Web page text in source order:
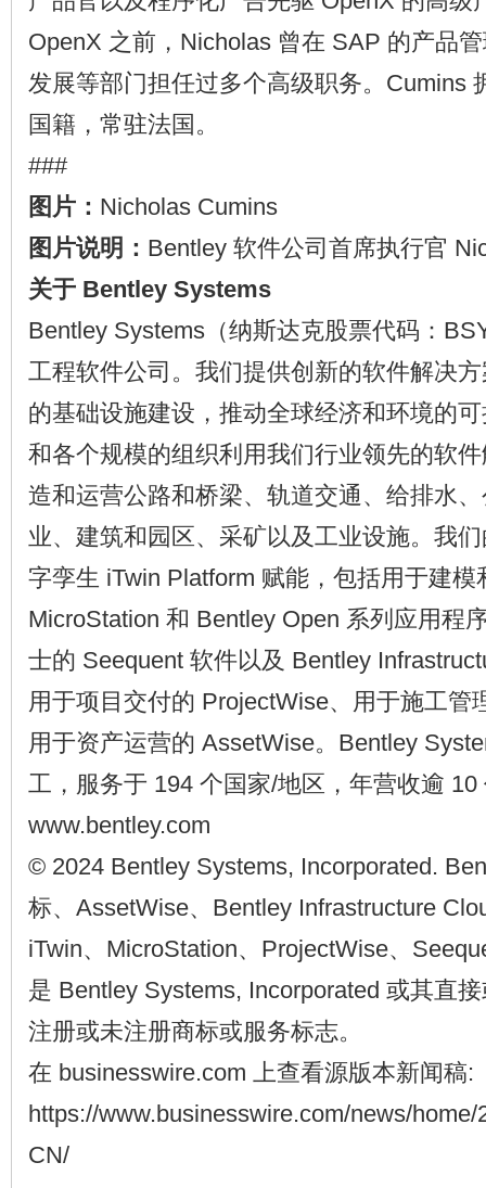
OpenX 之前，Nicholas 曾在 SAP 的产品
发展等部门担任过多个高级职务。Cumins
国籍，常驻法国。
###
图片： Nicholas Cumins
图片说明： Bentley 软件公司首席执行官
关于 Bentley Systems
Bentley Systems（纳斯达克股票代码：
工程软件公司。我们提供创新的软件解决
的基础设施建设，推动全球经济和环境的
和各个规模的组织利用我们行业领先的软
造和运营公路和桥梁、轨道交通、给排水
业、建筑和园区、采矿以及工业设施。我
字孪生 iTwin Platform 赋能，包括用于建模
MicroStation 和 Bentley Open 系列应用程
士的 Seequent 软件以及 Bentley
用于项目交付的 ProjectWise、用于施工管
用于资产运营的 AssetWise。Bentley
工，服务于 194 个国家/地区，年营收逾 10
www.bentley.com
© 2024 Bentley Systems, Incorporated.
标、AssetWise、Bentley Infrastructure
iTwin、MicroStation、ProjectWise、
是 Bentley Systems, Incorporated 或其直
注册或未注册商标或服务标志。
在 businesswire.com 上查看源版本新闻稿:
https://www.businesswire.com/news/home/
CN/